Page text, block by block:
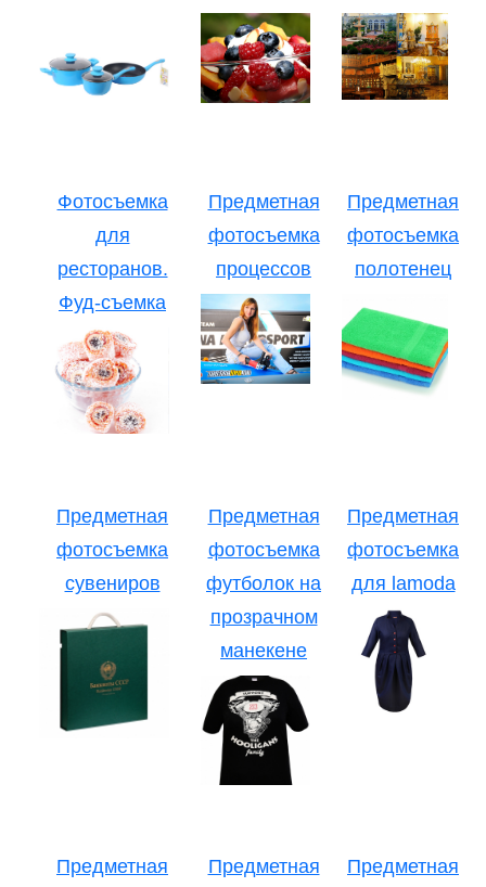
Фотосъемка
для
ресторанов.
Фуд-съемка
Предметная
фотосъемка
процессов
Предметная
фотосъемка
полотенец
Предметная
фотосъемка
сувениров
Предметная
фотосъемка
футболок на
прозрачном
манекене
Предметная
фотосъемка
для lamoda
Предметная
Предметная
Предметная